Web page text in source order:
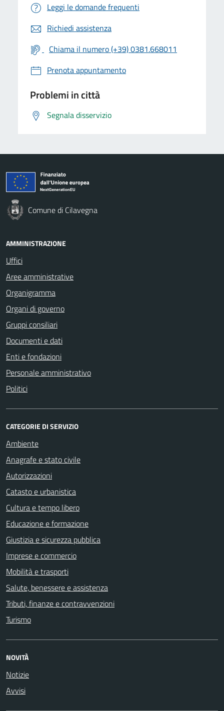
Leggi le domande frequenti
Richiedi assistenza
Chiama il numero (+39) 0381.668011
Prenota appuntamento
Problemi in città
Segnala disservizio
Comune di Cilavegna
AMMINISTRAZIONE
Uffici
Aree amministrative
Organigramma
Organi di governo
Gruppi consiliari
Documenti e dati
Enti e fondazioni
Personale amministrativo
Politici
CATEGORIE DI SERVIZIO
Ambiente
Anagrafe e stato civile
Autorizzazioni
Catasto e urbanistica
Cultura e tempo libero
Educazione e formazione
Giustizia e sicurezza pubblica
Imprese e commercio
Mobilità e trasporti
Salute, benessere e assistenza
Tributi, finanze e contravvenzioni
Turismo
NOVITÀ
Notizie
Avvisi